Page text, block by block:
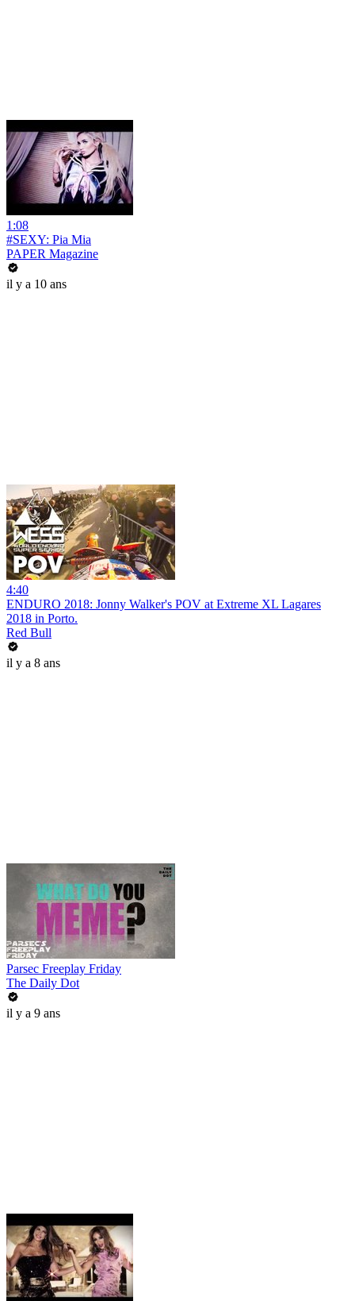
1:08
#SEXY: Pia Mia
PAPER Magazine
il y a 10 ans
4:40
ENDURO 2018: Jonny Walker's POV at Extreme XL Lagares
2018 in Porto.
Red Bull
il y a 8 ans
Parsec Freeplay Friday
The Daily Dot
il y a 9 ans